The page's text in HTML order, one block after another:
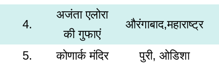
4.
अजंता एलोरा
की गुफाएं
औरंगाबाद,महाराष्ट्र
5. कोणार्क मंदिर पुरी, ओडिशा